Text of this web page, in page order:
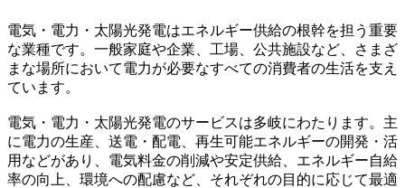
電気・電力・太陽光発電はエネルギー供給の根幹を担う重要
な業種です。一般家庭や企業、工場、公共施設など、さまざ
まな場所において電力が必要なすべての消費者の生活を支え
ています。
電気・電力・太陽光発電のサービスは多岐にわたります。主
に電力の生産、送電・配電、再生可能エネルギーの開発・活
用などがあり、電気料金の削減や安定供給、エネルギー自給
率の向上、環境への配慮など、それぞれの目的に応じて最適